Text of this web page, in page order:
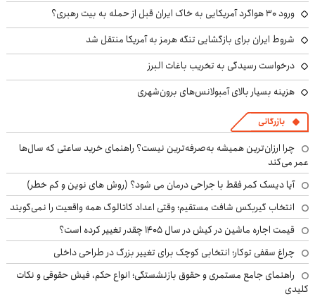
ورود ۳۰ هواگرد آمریکایی به خاک ایران قبل از حمله به بیت رهبری؟
شروط ایران برای بازگشایی تنگه هرمز به آمریکا منتقل شد
درخواست رسیدگی به تخریب باغات البرز
هزینه بسیار بالای آمبولانس‌های برون‌شهری
بازرگانی
چرا ارزان‌ترین همیشه به‌صرفه‌ترین نیست؟ راهنمای خرید ساعتی که سال‌ها
عمر می‌کند
آیا دیسک کمر فقط با جراحی درمان می شود؟ (روش های نوین و کم خطر)
انتخاب گیربکس شافت مستقیم؛ وقتی اعداد کاتالوگ همه واقعیت را نمی‌گویند
قیمت اجاره ماشین در کیش در سال ۱۴۰۵ چقدر تغییر کرده است؟
چراغ سقفی توکار؛ انتخابی کوچک برای تغییر بزرگ در طراحی داخلی
راهنمای جامع مستمری و حقوق بازنشستگی؛ انواع حکم، فیش حقوقی و نکات
کلیدی